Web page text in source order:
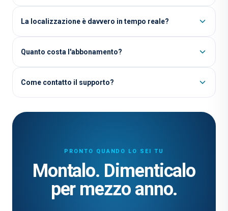
La localizzazione è davvero in tempo reale?
Quanto costa l'abbonamento?
Come contatto il supporto?
PRONTO QUANDO LO SEI TU
Montalo. Dimenticalo
per mezzo anno.